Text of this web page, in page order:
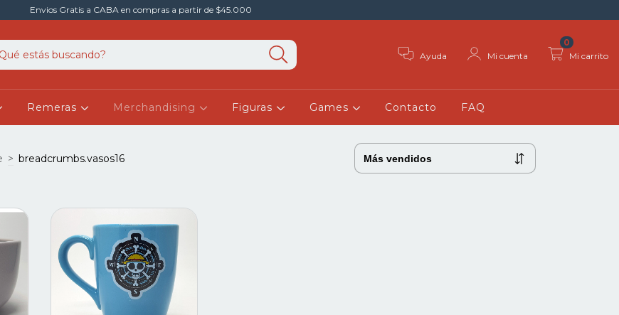
Envios Gratis a CABA en compras a partir de $45.000
Ayuda Mi cuenta Mi carrito
0
Remeras Merchandising Figuras Games Contacto FAQ
> breadcrumbs.vasos16